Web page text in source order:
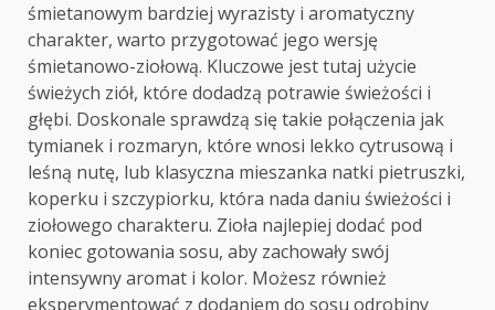
śmietanowym bardziej wyrazisty i aromatyczny
charakter, warto przygotować jego wersję
śmietanowo-ziołową. Kluczowe jest tutaj użycie
świeżych ziół, które dodadzą potrawie świeżości i
głębi. Doskonale sprawdzą się takie połączenia jak
tymianek i rozmaryn, które wnosi lekko cytrusową i
leśną nutę, lub klasyczna mieszanka natki pietruszki,
koperku i szczypiorku, która nada daniu świeżości i
ziołowego charakteru. Zioła najlepiej dodać pod
koniec gotowania sosu, aby zachowały swój
intensywny aromat i kolor. Możesz również
eksperymentować z dodaniem do sosu odrobiny